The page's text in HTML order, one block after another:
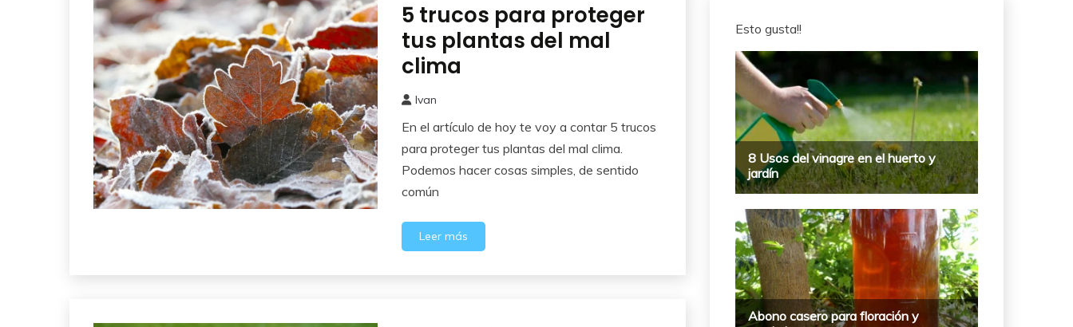
Cuidados
Huerto
5 trucos para proteger
tus plantas del mal
clima
enero,
2026
Ivan
En el artículo de hoy te voy a contar 5 trucos
para proteger tus plantas del mal clima.
Podemos hacer cosas simples, de sentido
común
Leer más
Esto gusta!!